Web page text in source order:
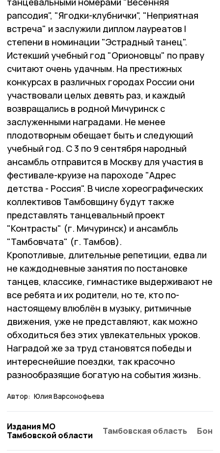
рапсодия", "Ягодки-клубнички", "Неприятная
встреча" и заслужили диплом лауреатов I
степени в номинации "Эстрадный танец".
Истекший учебный год "Орионовцы" по праву
считают очень удачным. На престижных
конкурсах в различных городах России они
участвовали целых девять раз, и каждый
возвращались в родной Мичуринск с
заслуженными наградами. Не менее
плодотворным обещает быть и следующий
учебный год. С 3 по 9 сентября народный
ансамбль отправится в Москву для участия в
фестивале-круизе на пароходе "Адрес
детства - Россия". В числе хореографических
коллективов Тамбовщину будут также
представлять танцевальный проект
"Контрасты" (г. Мичуринск) и ансамбль
"Тамбовчата" (г. Тамбов).
Кропотливые, длительные репетиции, едва ли
не каждодневные занятия по постановке
танцев, классике, гимнастике выдерживают не
все ребята и их родители, но те, кто по-
настоящему влюблён в музыку, ритмичные
движения, уже не представляют, как можно
обходиться без этих увлекательных уроков.
Наградой же за труд становятся победы и
интереснейшие поездки, так красочно
разнообразящие богатую на события жизнь.
Автор: Юлия Варсонофьева
Издания МО
Тамбовской области
Тамбовская область